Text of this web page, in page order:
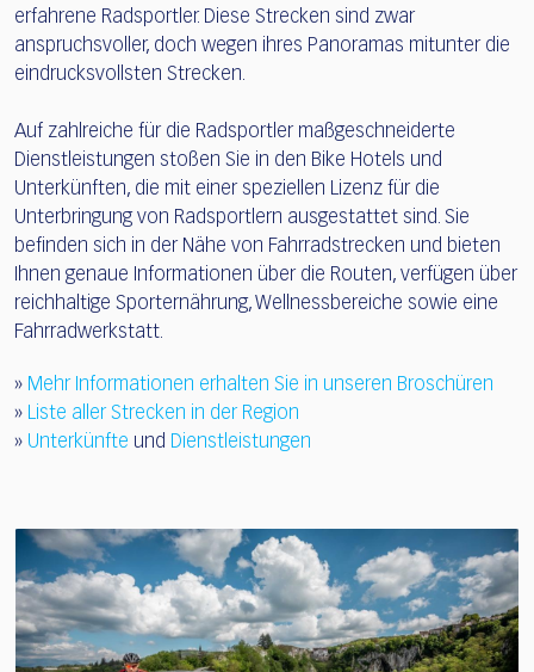
erfahrene Radsportler. Diese Strecken sind zwar
anspruchsvoller, doch wegen ihres Panoramas mitunter die
eindrucksvollsten Strecken.
Auf zahlreiche für die Radsportler maßgeschneiderte
Dienstleistungen stoßen Sie in den Bike Hotels und
Unterkünften, die mit einer speziellen Lizenz für die
Unterbringung von Radsportlern ausgestattet sind. Sie
befinden sich in der Nähe von Fahrradstrecken und bieten
Ihnen genaue Informationen über die Routen, verfügen über
reichhaltige Sporternährung, Wellnessbereiche sowie eine
Fahrradwerkstatt.
» Mehr Informationen erhalten Sie in unseren Broschüren
» Liste aller Strecken in der Region
» Unterkünfte und Dienstleistungen